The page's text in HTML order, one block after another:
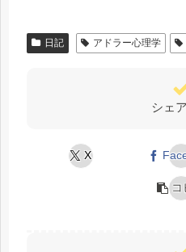
日記 アドラー心理学
シェ
X
コ